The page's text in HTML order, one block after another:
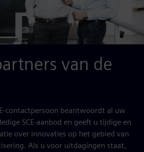
van de
contactpersoon beantwoordt al uw
SCE-aanbod en geeft u tijdige en
over innovaties op het gebied van
Als u voor uitdagingen staat,